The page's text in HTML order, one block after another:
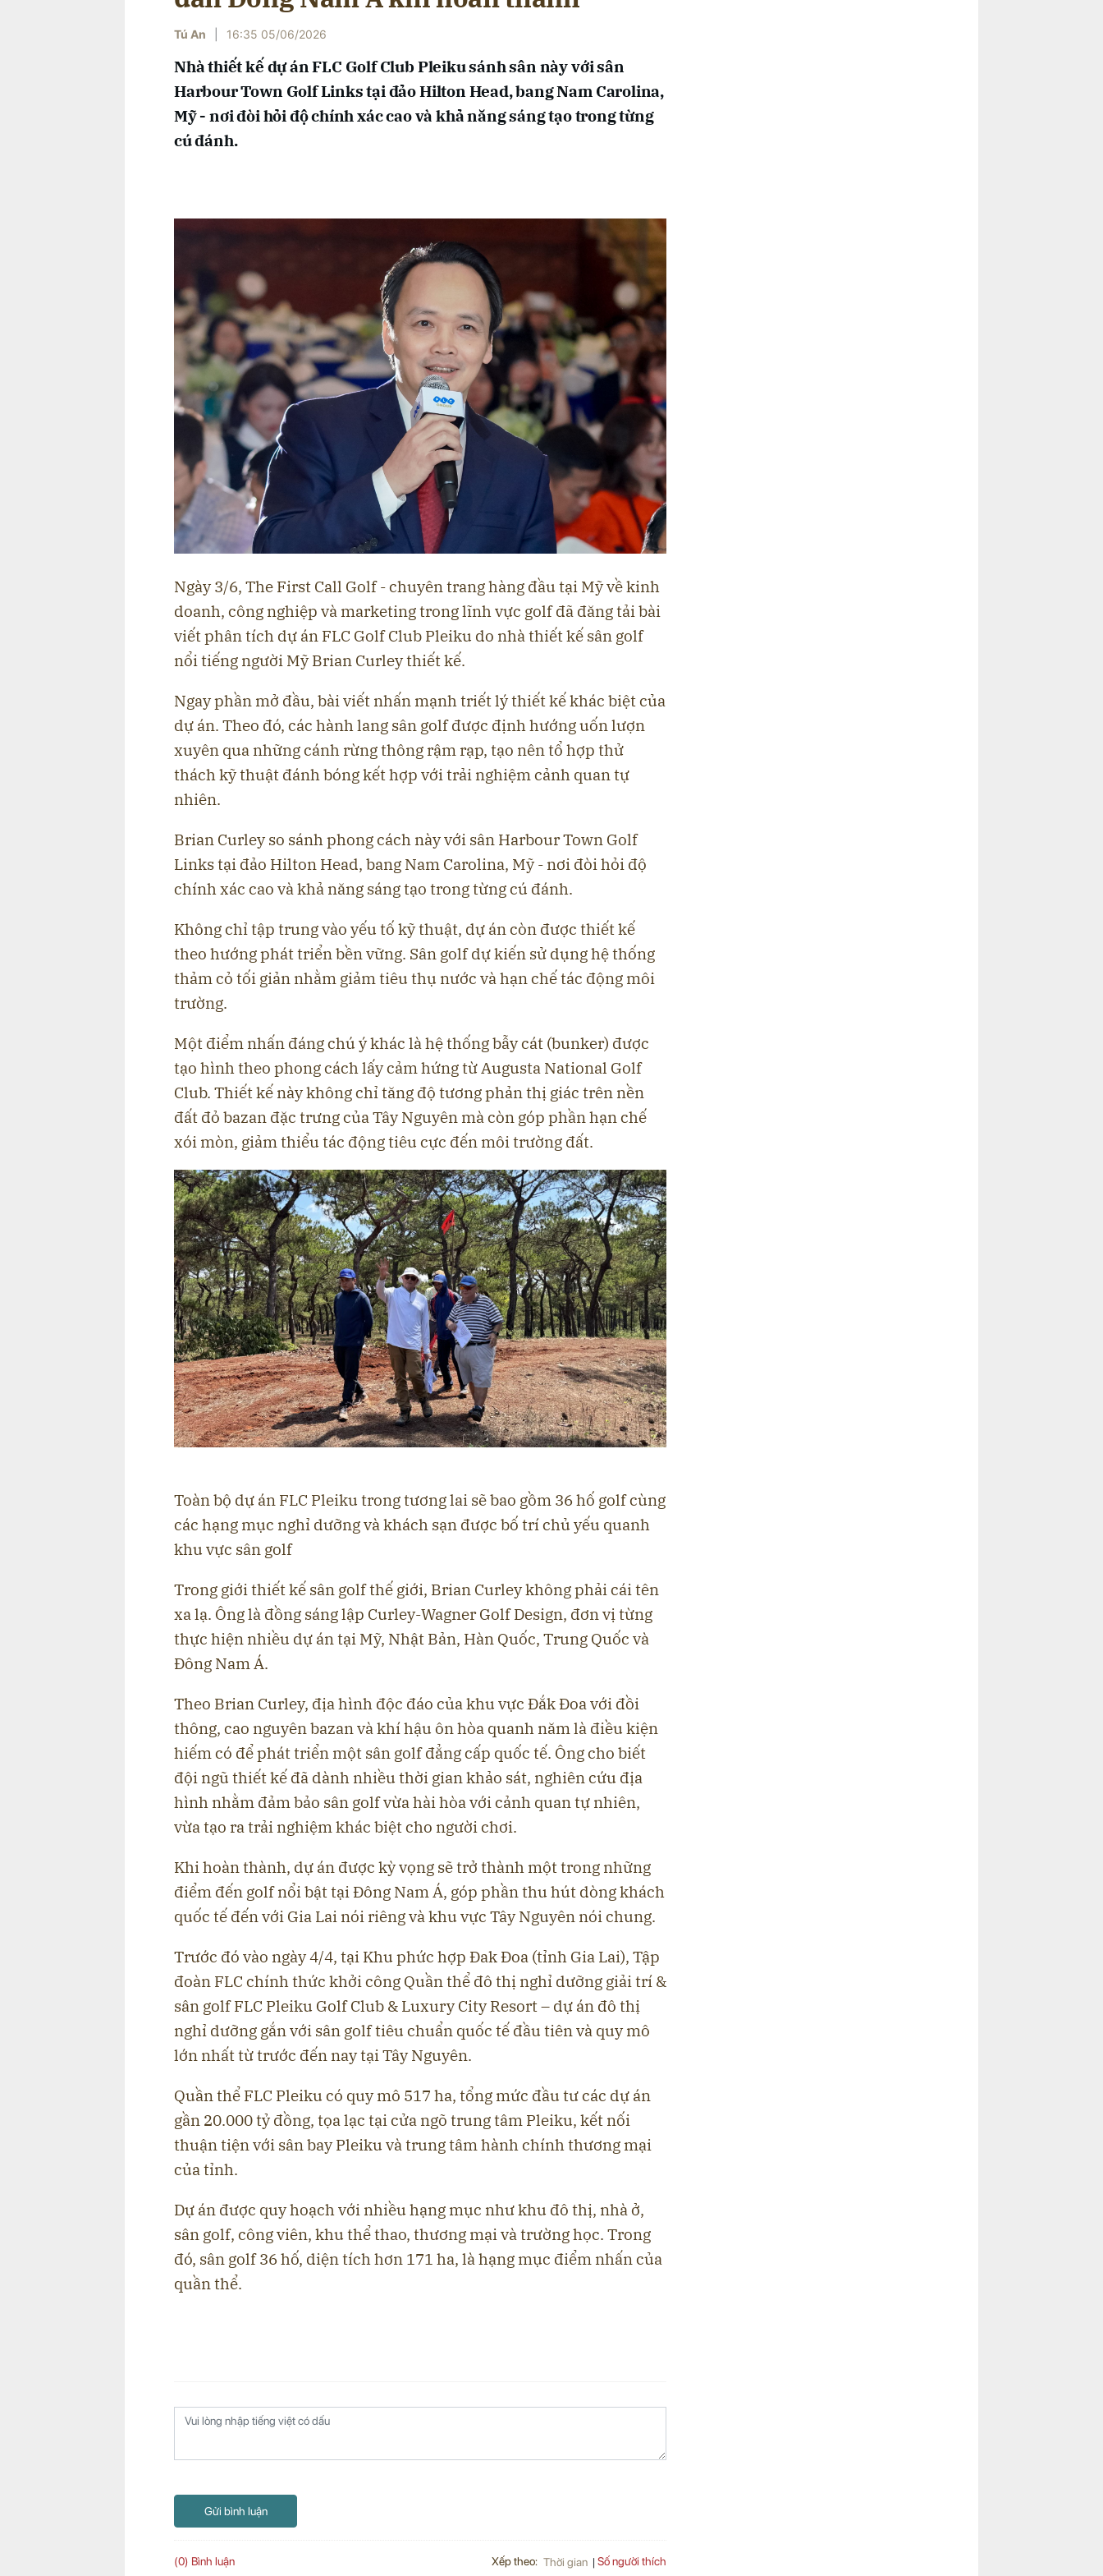
Tú An 16:35 05/06/2026
Nhà thiết kế dự án FLC Golf Club Pleiku sánh sân này với sân
Harbour Town Golf Links tại đảo Hilton Head, bang Nam Carolina,
Mỹ - nơi đòi hỏi độ chính xác cao và khả năng sáng tạo trong từng
cú đánh.
Ngày 3/6, The First Call Golf - chuyên trang hàng đầu tại Mỹ về kinh
doanh, công nghiệp và marketing trong lĩnh vực golf đã đăng tải bài
viết phân tích dự án FLC Golf Club Pleiku do nhà thiết kế sân golf
nổi tiếng người Mỹ Brian Curley thiết kế.
Ngay phần mở đầu, bài viết nhấn mạnh triết lý thiết kế khác biệt của
dự án. Theo đó, các hành lang sân golf được định hướng uốn lượn
xuyên qua những cánh rừng thông rậm rạp, tạo nên tổ hợp thử
thách kỹ thuật đánh bóng kết hợp với trải nghiệm cảnh quan tự
nhiên.
Brian Curley so sánh phong cách này với sân Harbour Town Golf
Links tại đảo Hilton Head, bang Nam Carolina, Mỹ - nơi đòi hỏi độ
chính xác cao và khả năng sáng tạo trong từng cú đánh.
Không chỉ tập trung vào yếu tố kỹ thuật, dự án còn được thiết kế
theo hướng phát triển bền vững. Sân golf dự kiến sử dụng hệ thống
thảm cỏ tối giản nhằm giảm tiêu thụ nước và hạn chế tác động môi
trường.
Một điểm nhấn đáng chú ý khác là hệ thống bẫy cát (bunker) được
tạo hình theo phong cách lấy cảm hứng từ Augusta National Golf
Club. Thiết kế này không chỉ tăng độ tương phản thị giác trên nền
đất đỏ bazan đặc trưng của Tây Nguyên mà còn góp phần hạn chế
xói mòn, giảm thiểu tác động tiêu cực đến môi trường đất.
Toàn bộ dự án FLC Pleiku trong tương lai sẽ bao gồm 36 hố golf cùng
các hạng mục nghỉ dưỡng và khách sạn được bố trí chủ yếu quanh
khu vực sân golf
Trong giới thiết kế sân golf thế giới, Brian Curley không phải cái tên
xa lạ. Ông là đồng sáng lập Curley-Wagner Golf Design, đơn vị từng
thực hiện nhiều dự án tại Mỹ, Nhật Bản, Hàn Quốc, Trung Quốc và
Đông Nam Á.
Theo Brian Curley, địa hình độc đáo của khu vực Đắk Đoa với đồi
thông, cao nguyên bazan và khí hậu ôn hòa quanh năm là điều kiện
hiếm có để phát triển một sân golf đẳng cấp quốc tế. Ông cho biết
đội ngũ thiết kế đã dành nhiều thời gian khảo sát, nghiên cứu địa
hình nhằm đảm bảo sân golf vừa hài hòa với cảnh quan tự nhiên,
vừa tạo ra trải nghiệm khác biệt cho người chơi.
Khi hoàn thành, dự án được kỳ vọng sẽ trở thành một trong những
điểm đến golf nổi bật tại Đông Nam Á, góp phần thu hút dòng khách
quốc tế đến với Gia Lai nói riêng và khu vực Tây Nguyên nói chung.
Trước đó vào ngày 4/4, tại Khu phức hợp Đak Đoa (tỉnh Gia Lai), Tập
đoàn FLC chính thức khởi công Quần thể đô thị nghỉ dưỡng giải trí &
sân golf FLC Pleiku Golf Club & Luxury City Resort – dự án đô thị
nghỉ dưỡng gắn với sân golf tiêu chuẩn quốc tế đầu tiên và quy mô
lớn nhất từ trước đến nay tại Tây Nguyên.
Quần thể FLC Pleiku có quy mô 517 ha, tổng mức đầu tư các dự án
gần 20.000 tỷ đồng, tọa lạc tại cửa ngõ trung tâm Pleiku, kết nối
thuận tiện với sân bay Pleiku và trung tâm hành chính thương mại
của tỉnh.
Dự án được quy hoạch với nhiều hạng mục như khu đô thị, nhà ở,
sân golf, công viên, khu thể thao, thương mại và trường học. Trong
đó, sân golf 36 hố, diện tích hơn 171 ha, là hạng mục điểm nhấn của
quần thể.
Gửi bình luận
(0) Bình luận Xếp theo: Thời gian Số người thích